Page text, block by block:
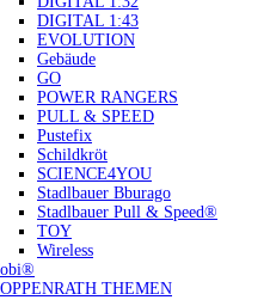
DIGITAL 1:43
EVOLUTION
Gebäude
GO
POWER RANGERS
PULL & SPEED
Pustefix
Schildkröt
SCIENCE4YOU
Stadlbauer Bburago
Stadlbauer Pull & Speed®
TOY
Wireless
THEMEN